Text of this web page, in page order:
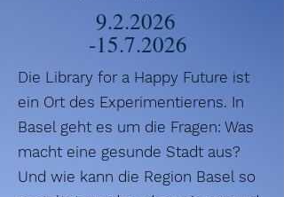
9.2.2026
-15.7.2026
Die Library for a Happy Future ist
ein Ort des Experimentierens. In
Basel geht es um die Fragen: Was
macht eine gesunde Stadt aus?
Und wie kann die Region Basel so